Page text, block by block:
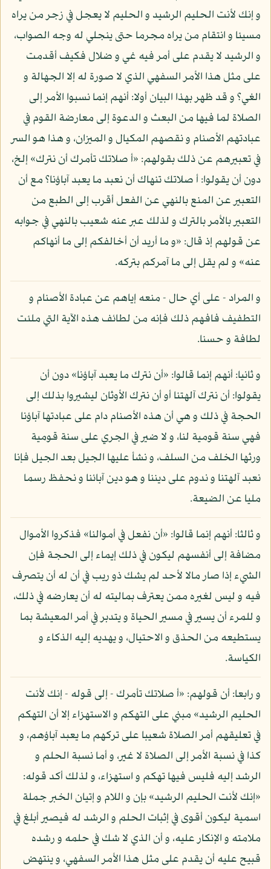
و إنك لأنت الحليم الرشيد و الحليم لا يعجل في زجر من يراه
مسيئا و انتقام من يراه مجرما حتى ينجلي له وجه الصواب،
و الرشيد لا يقدم على أمر فيه غي و ضلال فكيف أقدمت
على مثل هذا الأمر السفهي الذي لا صورة له إلا الجهالة و
الغي؟ و قد ظهر بهذا البيان أولا: أنهم إنما نسبوا الأمر إلى
الصلاة لما فيها من البعث و الدعوة إلى معارضة القوم في
عبادتهم الأصنام و نقصهم المكيال و الميزان، و هذا هو السر
في تعبيرهم عن ذلك بقولهم: «أ صلاتك تأمرك أن نترك» إلخ،
دون أن يقولوا: أ صلاتك تنهاك أن نعبد ما يعبد آباؤنا؟ مع أن
التعبير عن المنع بالنهي عن الفعل أقرب إلى الطبع من
التعبير بالأمر بالترك و لذلك عبر عنه شعيب بالنهي في جوابه
عن قولهم إذ قال: «و ما أريد أن أخالفكم إلى ما أنهاكم
عنه» و لم يقل إلى ما آمركم بتركه.
و المراد - على أي حال - منعه إياهم عن عبادة الأصنام و
التطفيف فافهم ذلك فإنه من لطائف هذه الآية التي ملئت
لطافة و حسنا.
و ثانيا: أنهم إنما قالوا: «أن نترك ما يعبد آباؤنا» دون أن
يقولوا: أن نترك آلهتنا أو أن نترك الأوثان ليشيروا بذلك إلى
الحجة في ذلك و هي أن هذه الأصنام دام على عبادتها آباؤنا
فهي سنة قومية لنا، و لا ضير في الجري على سنة قومية
ورثها الخلف من السلف، و نشأ عليها الجيل بعد الجيل فإنا
نعبد آلهتنا و ندوم على ديننا و هو دين آبائنا و نحفظ رسما
مليا عن الضيعة.
و ثالثا: أنهم إنما قالوا: «أن نفعل في أموالنا» فذكروا الأموال
مضافة إلى أنفسهم ليكون في ذلك إيماء إلى الحجة فإن
الشيء إذا صار مالا لأحد لم يشك ذو ريب في أن له أن يتصرف
فيه و ليس لغيره ممن يعترف بماليته له أن يعارضه في ذلك،
و للمرء أن يسير في مسير الحياة و يتدبر في أمر المعيشة بما
يستطيعه من الحذق و الاحتيال، و يهديه إليه الذكاء و
الكياسة.
و رابعا: أن قولهم: «أ صلاتك تأمرك - إلى قوله - إنك لأنت
الحليم الرشيد» مبني على التهكم و الاستهزاء إلا أن التهكم
في تعليقهم أمر الصلاة شعيبا على تركهم ما يعبد آباؤهم، و
كذا في نسبة الأمر إلى الصلاة لا غير، و أما نسبة الحلم و
الرشد إليه فليس فيها تهكم و استهزاء، و لذلك أكد قوله:
«إنك لأنت الحليم الرشيد» بإن و اللام و إتيان الخبر جملة
اسمية ليكون أقوى في إثبات الحلم و الرشد له فيصير أبلغ في
ملامته و الإنكار عليه، و أن الذي لا شك في حلمه و رشده
قبيح عليه أن يقدم على مثل هذا الأمر السفهي، و ينتهض